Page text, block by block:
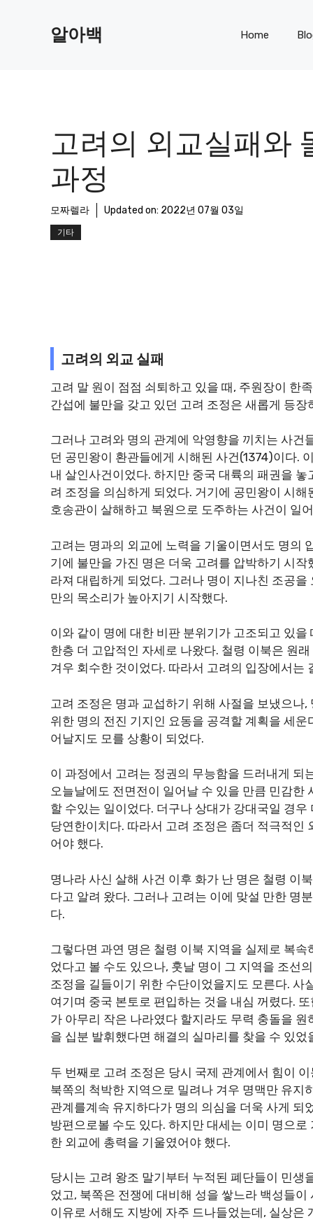
알아백 Home
고려의 외교실패와
과정
모짜렐라 Updated on: 2022년 07월 03일
기타
고려의 외교 실패
고려 말 원이 점점 쇠퇴하고 있을 때, 주원장이 한
간섭에 불만을 갖고 있던 고려 조정은 새롭게 등
그러나 고려와 명의 관계에 악영향을 끼치는 사건
던 공민왕이 환관들에게 시해된 사건(1374)이다.
내 살인사건이었다. 하지만 중국 대륙의 패권을
려 조정을 의심하게 되었다. 거기에 공민왕이 시
호송관이 살해하고 북원으로 도주하는 사건이 일
고려는 명과의 외교에 노력을 기울이면서도 명의
기에 불만을 가진 명은 더욱 고려를 압박하기 시
라져 대립하게 되었다. 그러나 명이 지나친 조공
만의 목소리가 높아지기 시작했다.
이와 같이 명에 대한 비판 분위기가 고조되고 있
한층 더 고압적인 자세로 나왔다. 철령 이북은 원
겨우 회수한 것이었다. 따라서 고려의 입장에서는
고려 조정은 명과 교섭하기 위해 사절을 보냈으
위한 명의 전진 기지인 요동을 공격할 계획을 세
어날지도 모를 상황이 되었다.
이 과정에서 고려는 정권의 무능함을 드러내게 되
오늘날에도 전면전이 일어날 수 있을 만큼 민감한
할 수있는 일이었다. 더구나 상대가 강대국일 경
당연한이치다. 따라서 고려 조정은 좀더 적극적
어야 했다.
명나라 사신 살해 사건 이후 화가 난 명은 철령 이
다고 알려 왔다. 그러나 고려는 이에 맞설 만한 명
다.
그렇다면 과연 명은 철령 이북 지역을 실제로 복
었다고 볼 수도 있으나, 훗날 명이 그 지역을 조선
조정을 길들이기 위한 수단이었을지도 모른다.
여기며 중국 본토로 편입하는 것을 내심 꺼렸다.
가 아무리 작은 나라였다 할지라도 무력 충돌을
을 십분 발휘했다면 해결의 실마리를 찾을 수 있었
두 번째로 고려 조정은 당시 국제 관계에서 힘이
북쪽의 척박한 지역으로 밀려나 겨우 명맥만 유
관계를계속 유지하다가 명의 의심을 더욱 사게 되
방편으로볼 수도 있다. 하지만 대세는 이미 명으
한 외교에 총력을 기울였어야 했다.
당시는 고려 왕조 말기부터 누적된 폐단들이 민
었고, 북쪽은 전쟁에 대비해 성을 쌓느라 백성들
이유로 서해도 지방에 자주 드나들었는데, 실상은